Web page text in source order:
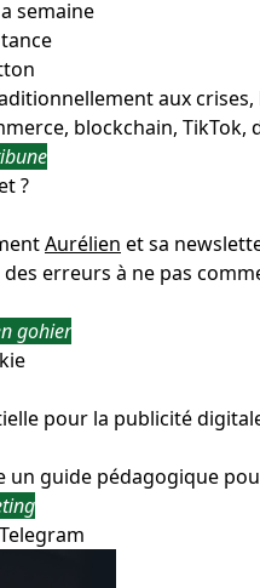
semaine
aux
blockchain,
?
Aurélien et sa
erreurs à ne pas
gohier
pour la publicité
un guide pédagogique